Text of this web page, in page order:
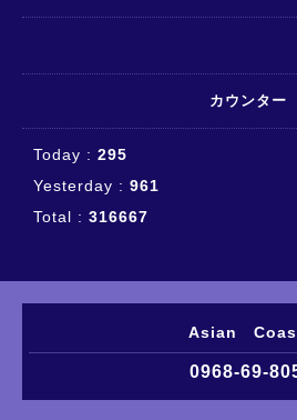
カウンター
Today : 295
Yesterday : 961
Total : 316667
Asian
0968-69-